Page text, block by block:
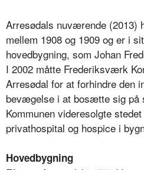
Arresødals nuværende (2013)
mellem 1908 og 1909 og er i
hovedbygning, som Johan
I 2002 måtte Frederiksværk
Arresødal for at forhindre den
bevægelse i at bosætte sig på
Kommunen videresolgte
privathospital og hospice i
Hovedbygning